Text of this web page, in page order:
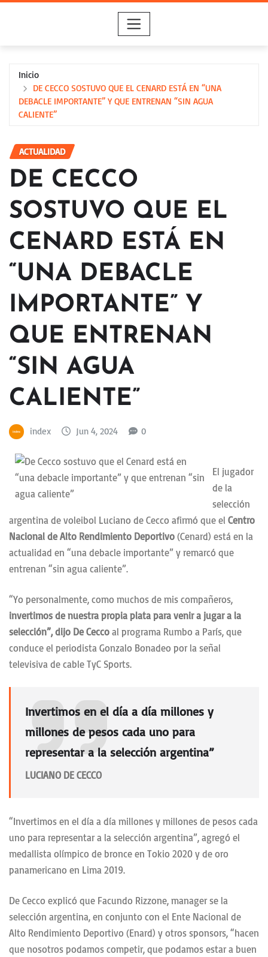
Inicio
DE CECCO SOSTUVO QUE EL CENARD ESTÁ EN “UNA
DEBACLE IMPORTANTE” Y QUE ENTRENAN “SIN AGUA
CALIENTE”
ACTUALIDAD
DE CECCO
SOSTUVO QUE EL
CENARD ESTÁ EN
“UNA DEBACLE
IMPORTANTE” Y
QUE ENTRENAN
“SIN AGUA
CALIENTE”
index Jun 4, 2024 0
El jugador
de la
selección
argentina de voleibol Luciano de Cecco afirmó que el Centro
Nacional de Alto Rendimiento Deportivo (Cenard) está en la
actualidad en “una debacle importante” y remarcó que
entrenan “sin agua caliente”.
“Yo personalmente, como muchos de mis compañeros,
invertimos de nuestra propia plata para venir a jugar a la
selección”, dijo De Cecco al programa Rumbo a París, que
conduce el periodista Gonzalo Bonadeo por la señal
televisiva de cable TyC Sports.
Invertimos en el día a día millones y
millones de pesos cada uno para
representar a la selección argentina”
LUCIANO DE CECCO
“Invertimos en el día a día millones y millones de pesos cada
uno para representar a la selección argentina”, agregó el
medallista olímpico de bronce en Tokio 2020 y de oro
panamericano en Lima 2019.
De Cecco explicó que Facundo Rizzone, manager se la
selección argentina, en conjunto con el Ente Nacional de
Alto Rendimiento Deportivo (Enard) y otros sponsors, “hacen
que nosotros podamos competir, que podamos estar a buen